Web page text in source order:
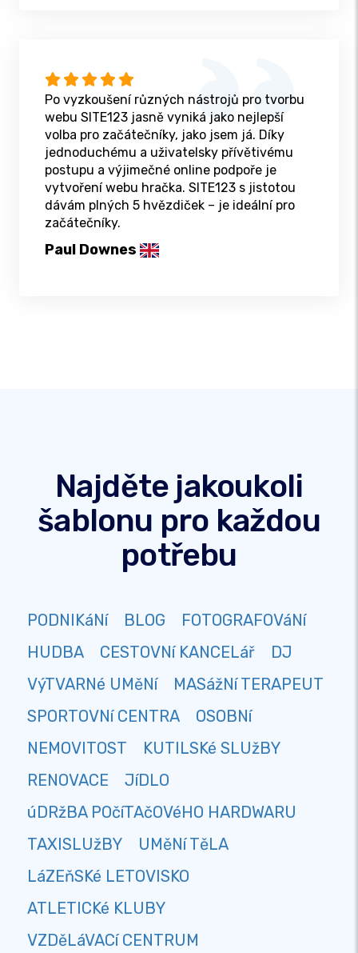
Po vyzkoušení různých nástrojů pro tvorbu
webu SITE123 jasně vyniká jako nejlepší
volba pro začátečníky, jako jsem já. Díky
jednoduchému a uživatelsky přívětivému
postupu a výjimečné online podpoře je
vytvoření webu hračka. SITE123 s jistotou
dávám plných 5 hvězdiček – je ideální pro
začátečníky.
Paul Downes
Najděte jakoukoli
šablonu pro každou
potřebu
PODNIKáNí BLOG
FOTOGRAFOVáNí
HUDBA
CESTOVNí KANCELář
DJ
VýTVARNé UMěNí
MASážNí TERAPEUT
SPORTOVNí CENTRA
OSOBNí
NEMOVITOST
KUTILSKé SLUžBY
RENOVACE
JíDLO
úDRžBA POčíTAčOVéHO HARDWARU
TAXISLUžBY
UMěNí TěLA
LáZEňSKé LETOVISKO
ATLETICKé KLUBY
VZDěLáVACí CENTRUM